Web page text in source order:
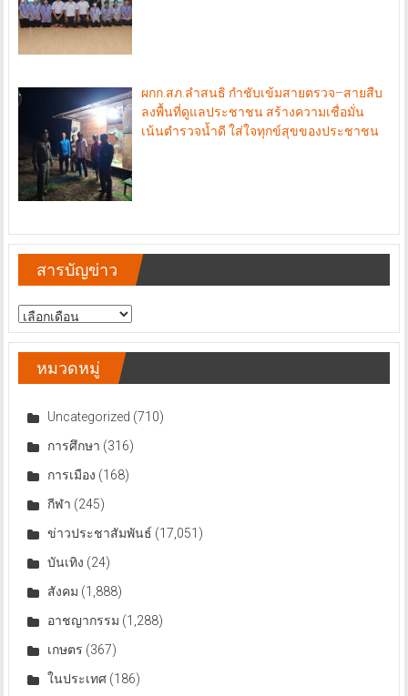
ผกก.สภ.ลำสนธิ กำชับเข้มสายตรวจ–สายสืบ
ลงพื้นที่ดูแลประชาชน สร้างความเชื่อมั่น
เน้นตำรวจน้ำดี ใส่ใจทุกข์สุขของประชาชน
สารบัญข่าว
สารบัญ
ข่าว
หมวดหมู่
Uncategorized (710)
การศึกษา (316)
การเมือง (168)
กีฬา (245)
ข่าวประชาสัมพันธ์ (17,051)
บันเทิง (24)
สังคม (1,888)
อาชญากรรม (1,288)
เกษตร (367)
ในประเทศ(186)